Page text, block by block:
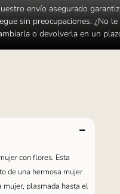
envío asegurado
sin preocupaciones. ¿No
o devolverla en un
con flores. Esta
de una hermosa mujer
mujer, plasmada hasta el